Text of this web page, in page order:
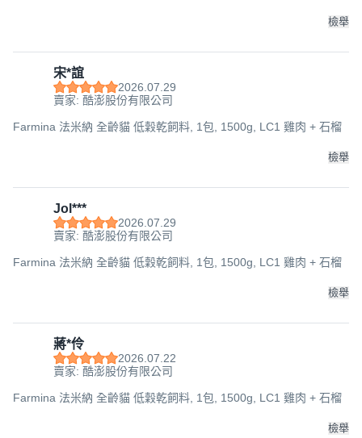
檢舉
宋*誼
2026.07.29
賣家: 酷澎股份有限公司
Farmina 法米納 全齡貓 低穀乾飼料, 1包, 1500g, LC1 雞肉 + 石榴
檢舉
Jol***
2026.07.29
賣家: 酷澎股份有限公司
Farmina 法米納 全齡貓 低穀乾飼料, 1包, 1500g, LC1 雞肉 + 石榴
檢舉
蔣*伶
2026.07.22
賣家: 酷澎股份有限公司
Farmina 法米納 全齡貓 低穀乾飼料, 1包, 1500g, LC1 雞肉 + 石榴
檢舉